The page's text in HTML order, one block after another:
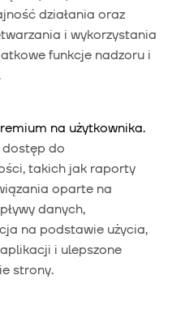
działania oraz
i wykorzystania
funkcje nadzoru i
na użytkownika.
dostęp do
takich jak raporty
oparte na
danych,
na podstawie użycia,
i ulepszone
strony.